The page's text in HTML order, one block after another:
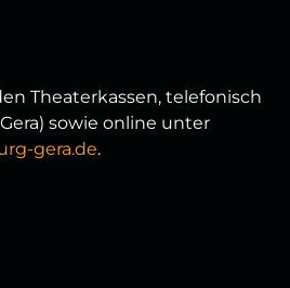
Theaterkassen, telefonisch
sowie online unter
gera.de.